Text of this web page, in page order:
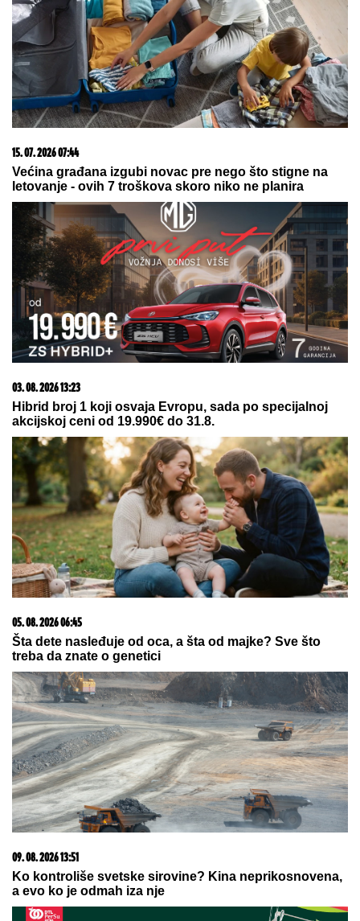
by Aklamator
06. 08. 2026 09:39
Marija (3) se igrala u dvorištu i samo je nestala: Posle
42 godine otac je pronašao, zanemeo je kada je saznao
gde je bila
09. 08. 2026 06:26
Da li deca nasleđuju otpornost na stres? Evo šta kaže
nauka
15. 07. 2026 07:44
Većina građana izgubi novac pre nego što stigne na
letovanje - ovih 7 troškova skoro niko ne planira